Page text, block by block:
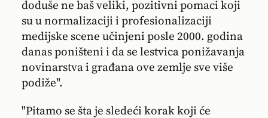
doduše ne baš veliki, pozitivni pomaci koji
su u normalizaciji i profesionalizaciji
medijske scene učinjeni posle 2000. godina
danas poništeni i da se lestvica ponižavanja
novinarstva i građana ove zemlje sve više
podiže".
"Pitamo se šta je sledeći korak koji će